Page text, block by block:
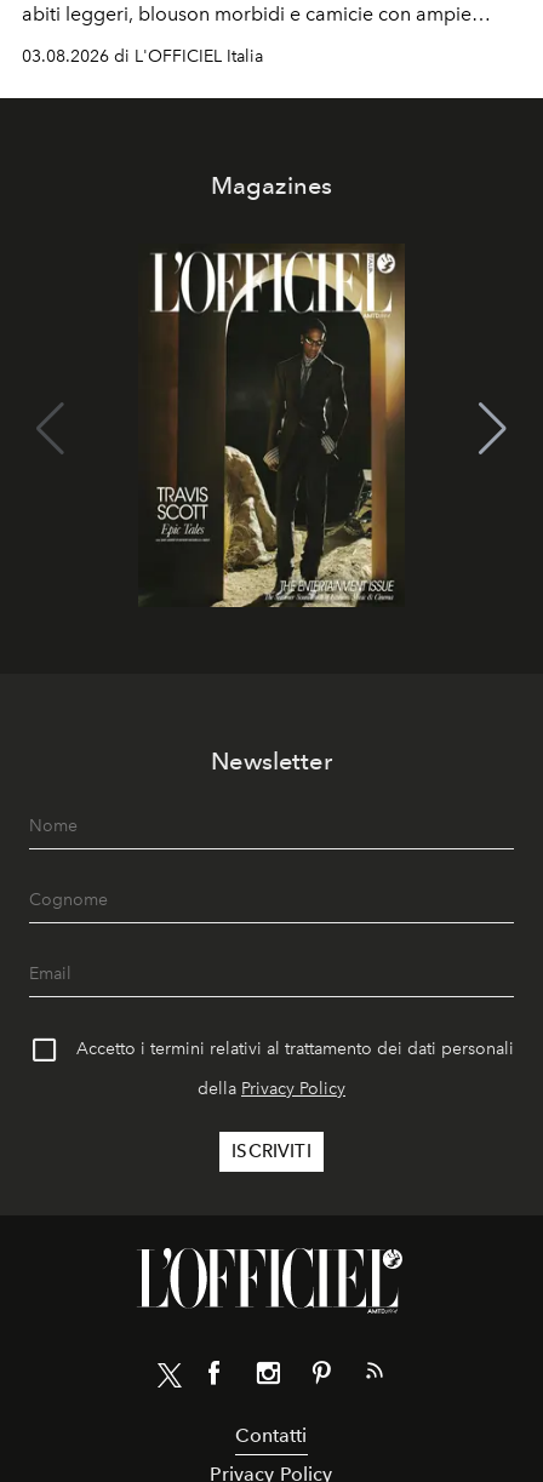
abiti leggeri, blouson morbidi e camicie con ampie
03.08.2026 di L'OFFICIEL Italia
Magazines
Newsletter
Accetto i termini relativi al trattamento dei dati personali
della Privacy Policy
Contatti
Privacy Policy